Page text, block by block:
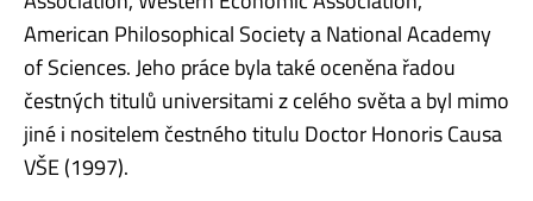
American Philosophical Society a National Academy
of Sciences. Jeho práce byla také oceněna řadou
čestných titulů universitami z celého světa a byl mimo
jiné i nositelem čestného titulu Doctor Honoris Causa
VŠE (1997).